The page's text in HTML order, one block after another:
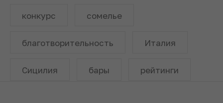
конкурс сомелье
благотворительность Италия
Сицилия бары рейтинги